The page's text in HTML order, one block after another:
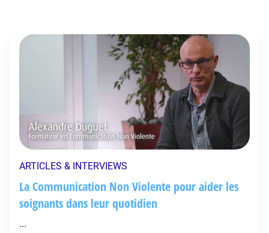
ARTICLES & INTERVIEWS
La Communication Non Violente pour aider les
soignants dans leur quotidien
...